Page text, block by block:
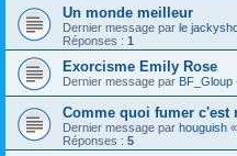
Un monde meilleur
Dernier message par le
Réponses : 1
Exorcisme Emily Rose
Dernier message par BF_Gloup
Comme quoi fumer c'est
Dernier message par houguish «
Réponses : 5